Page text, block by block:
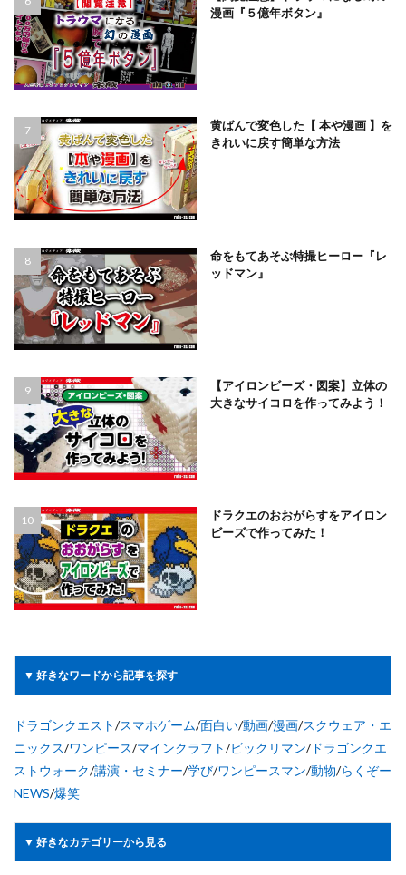
漫画『５億年ボタン』
黄ばんで変色した【 本や漫画 】を
きれいに戻す簡単な方法
命をもてあそぶ特撮ヒーロー『レ
ッドマン』
【アイロンビーズ・図案】立体の
大きなサイコロを作ってみよう！
ドラクエのおおがらすをアイロン
ビーズで作ってみた！
▼ 好きなワードから記事を探す
ドラゴンクエスト/スマホゲーム/面白い/動画/漫画/スクウェア・エ
ニックス/ワンピース/マインクラフト/ビックリマン/ドラゴンクエ
ストウォーク/講演・セミナー/学び/ワンピースマン/動物/らくぞー
NEWS/爆笑
▼ 好きなカテゴリーから見る